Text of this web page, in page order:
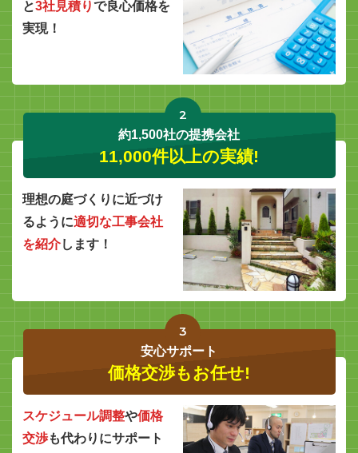
と3社見積りで良心価格を
実現！
2
約1,500社の提携会社
11,000件以上の実績!
理想の庭づくりに近づけ
るように適切な工事会社
を紹介します！
3
安心サポート
価格交渉もお任せ!
スケジュール調整や価格
交渉も代わりにサポート